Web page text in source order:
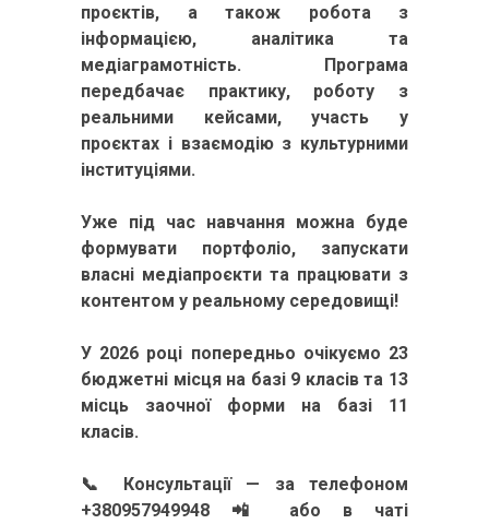
проєктів, а також робота з
інформацією, аналітика та
медіаграмотність. Програма
передбачає практику, роботу з
реальними кейсами, участь у
проєктах і взаємодію з культурними
інституціями.
Уже під час навчання можна буде
формувати портфоліо, запускати
власні медіапроєкти та працювати з
контентом у реальному середовищі!
У 2026 році попередньо очікуємо 23
бюджетні місця на базі 9 класів та 13
місць заочної форми на базі 11
класів.
📞 Консультації — за телефоном
+380957949948 📲 або в чаті